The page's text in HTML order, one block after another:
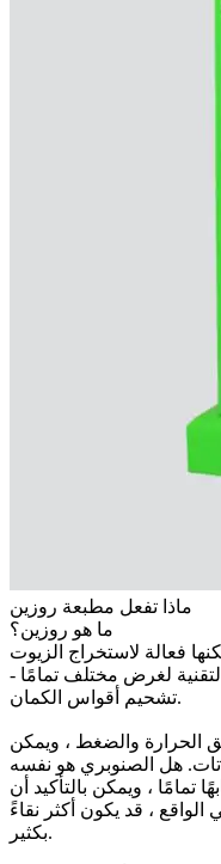
ماذا تفعل مطبعة روزين
ما هو روزين؟
فعالة لاستخراج الزيوت
لغرض مختلف تمامًا -
تشحيم أقواس الكمان.
الحرارة والضغط ، ويمكن
هل الصنوبري هو نفسه
تمامًا ، ويمكن بالتأكيد أن
، قد يكون أكثر نقاءً
بكثير.